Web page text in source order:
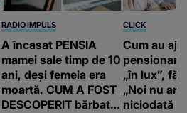
RADIO IMPULS
A încasat PENSIA
mamei sale timp de 10
ani, deși femeia era
moartă. CUM A FOST
DESCOPERIT bărbatul
CLICK
Cum au
pensionari
„în lux”,
„Noi nu
niciodată